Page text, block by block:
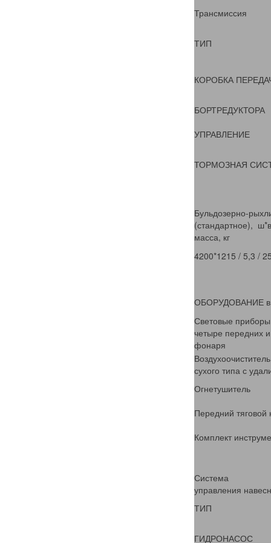
Трансмиссия
ТИП
КОРОБКА
БОРТРЕДУКТОРА
УПРАВЛЕНИЕ
ТОРМОЗНАЯ
Бульдозерно-
(стандартное),
масса, кг
4200*1215 / 5,3 /
ОБОРУДОВАНИЕ в
Световые
четыре передних
фонаря
Воздухоочиститель
сухого типа с
Огнетушитель
Передний тяговой
Комплект
Система
управления
ТИП
ГИДРОНАСОС